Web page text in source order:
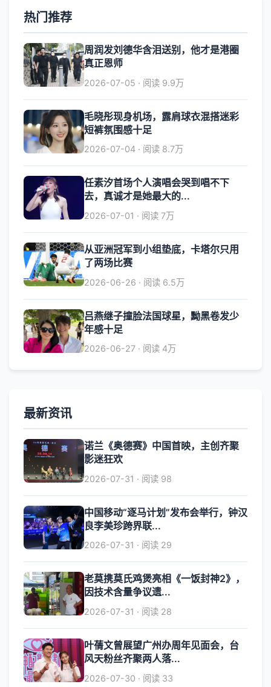
热门推荐
周润发刘德华含泪送别，他才是港圈
真正恩师
2026-07-05 · 阅读 9.9万
毛晓彤现身机场，露肩球衣混搭迷彩
短裤氛围感十足
2026-07-04 · 阅读 8.7万
任素汐首场个人演唱会哭到唱不下
去，真诚才是她最大的...
2026-07-01 · 阅读 7万
从亚洲冠军到小组垫底，卡塔尔只用
了两场比赛
2026-06-26 · 阅读 6.5万
吕燕继子撞脸法国球星，黝黑卷发少
年感十足
2026-06-27 · 阅读 4万
最新资讯
诺兰《奥德赛》中国首映，主创齐聚
影迷狂欢
2026-07-31 · 阅读 98
中国移动“逐马计划”发布会举行，钟汉
良李美珍跨界联...
2026-07-31 · 阅读 29
老莫携莫氏鸡煲亮相《一饭封神2》，
因技术含量争议遗...
2026-07-31 · 阅读 28
叶蒨文曾展望广州办周年见面会，台
风天粉丝齐聚两人落...
2026-07-30 · 阅读 33